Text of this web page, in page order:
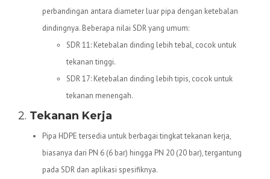
perbandingan antara diameter luar pipa dengan ketebalan
dindingnya. Beberapa nilai SDR yang umum:
SDR 11: Ketebalan dinding lebih tebal, cocok untuk
tekanan tinggi.
SDR 17: Ketebalan dinding lebih tipis, cocok untuk
tekanan menengah.
2. Tekanan Kerja
Pipa HDPE tersedia untuk berbagai tingkat tekanan kerja,
biasanya dari PN 6 (6 bar) hingga PN 20 (20 bar), tergantung
pada SDR dan aplikasi spesifiknya.